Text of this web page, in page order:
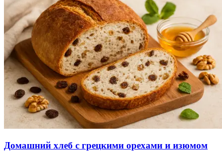
Домашний хлеб с грецкими орехами и изюмом